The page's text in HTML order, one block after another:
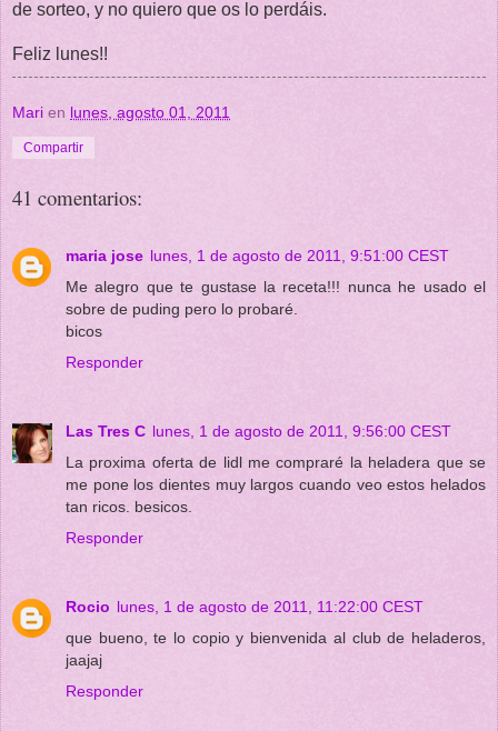
de sorteo, y no quiero que os lo perdáis.
Feliz lunes!!
Mari en lunes, agosto 01, 2011
Compartir
41 comentarios:
maria jose lunes, 1 de agosto de 2011, 9:51:00 CEST
Me alegro que te gustase la receta!!! nunca he usado el
sobre de puding pero lo probaré.
bicos
Responder
Las Tres C lunes, 1 de agosto de 2011, 9:56:00 CEST
La proxima oferta de lidl me compraré la heladera que se
me pone los dientes muy largos cuando veo estos helados
tan ricos. besicos.
Responder
Rocio lunes, 1 de agosto de 2011, 11:22:00 CEST
que bueno, te lo copio y bienvenida al club de heladeros,
jaajaj
Responder